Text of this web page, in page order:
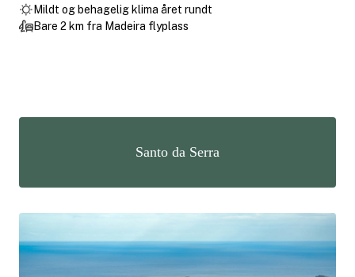
Mildt og behagelig klima året rundt
Bare 2 km fra Madeira flyplass
Santo da Serra